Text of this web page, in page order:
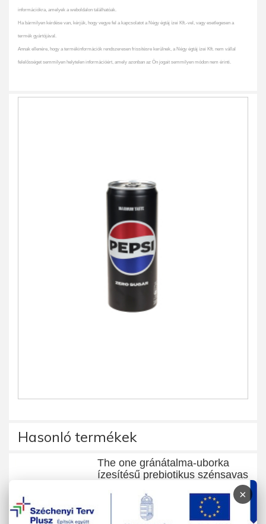
információkra, amelyek a weboldalon találhatóak.
Ha bármilyen kérdése van, kérjük, hogy vegye fel a kapcsolatot a Négy égtáj ízei Kft.-vel, vagy esetlegesen a
termék gyártójával.
Annak ellenére, hogy a termékinformációk rendszeresen frissítésre kerülnek, a Négy égtáj ízei Kft. nem vállal
felelősséget semmilyen helytelen információért, amely azonban az Ön jogait semmilyen módon nem érinti.
Hasonló termékek
The one gránátalma-uborka
ízesítésű prebiotikus szénsavas
×